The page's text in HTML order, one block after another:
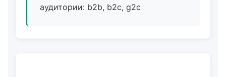
аудитории: b2b, b2c, g2c